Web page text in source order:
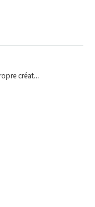
créat...